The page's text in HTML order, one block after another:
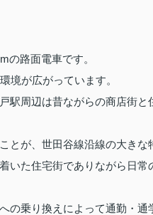
の路面電車です。
境が広がっています。
駅周辺は昔ながらの商店街と
とが、世田谷線沿線の大きな
いた住宅街でありながら日常
の乗り換えによって通勤・通